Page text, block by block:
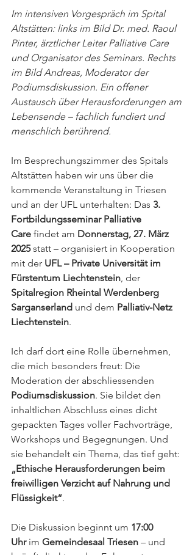
Im intensiven Vorgespräch im Spital
Altstätten: links im Bild Dr. med. Raoul
Pinter, ärztlicher Leiter Palliative Care
und Organisator des Seminars. Rechts
im Bild Andreas, Moderator der
Podiumsdiskussion. Ein offener
Austausch über Herausforderungen am
Lebensende – fachlich fundiert und
menschlich berührend.
Im Besprechungszimmer des Spitals
Altstätten haben wir uns über die
kommende Veranstaltung in Triesen
und an der UFL unterhalten: Das 3.
Fortbildungsseminar Palliative
Care findet am Donnerstag, 27. März
2025 statt – organisiert in Kooperation
mit der UFL – Private Universität im
Fürstentum Liechtenstein, der
Spitalregion Rheintal Werdenberg
Sarganserland und dem Palliativ-Netz
Liechtenstein.
Ich darf dort eine Rolle übernehmen,
die mich besonders freut: Die
Moderation der abschliessenden
Podiumsdiskussion. Sie bildet den
inhaltlichen Abschluss eines dicht
gepackten Tages voller Fachvorträge,
Workshops und Begegnungen. Und
sie behandelt ein Thema, das tief geht:
„Ethische Herausforderungen beim
freiwilligen Verzicht auf Nahrung und
Flüssigkeit“.
Die Diskussion beginnt um 17:00
Uhr im Gemeindesaal Triesen – und